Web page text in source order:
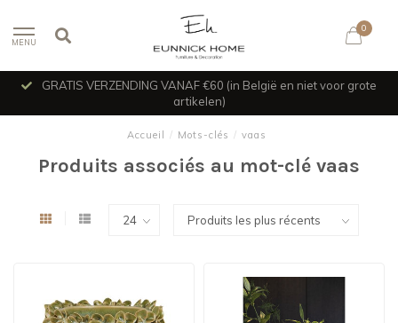
MENU
0
GRATIS VERZENDING VANAF €60 (in België en niet voor grote
artikelen)
Accueil / Mots-clés / vaas
Produits associés au mot-clé vaas